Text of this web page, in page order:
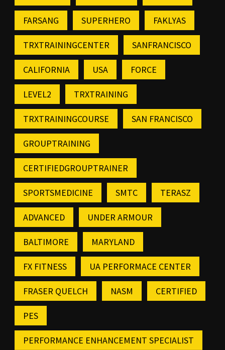
FARSANG SUPERHERO FAKLYAS
TRXTRAININGCENTER SANFRANCISCO
CALIFORNIA USA FORCE
LEVEL2 TRXTRAINING
TRXTRAININGCOURSE SAN FRANCISCO
GROUPTRAINING
CERTIFIEDGROUPTRAINER
SPORTSMEDICINE SMTC TERASZ
ADVANCED UNDER ARMOUR
BALTIMORE MARYLAND
FX FITNESS UA PERFORMACE CENTER
FRASER QUELCH NASM CERTIFIED
PES
PERFORMANCE ENHANCEMENT SPECIALIST